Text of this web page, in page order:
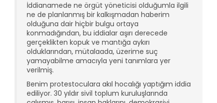
İddianamede ne örgüt yöneticisi olduğumla ilgili
ne de planlanmış bir kalkışmadan haberim
olduğuna dair hiçbir bulgu ortaya
konmadığından, bu iddialar aşırı derecede
gerçeklikten kopuk ve mantığa aykırı
olduklarından, mütalaada, üzerime suç
yamayabilme amacıyla yeni tanımlara yer
verilmiş.
Benim protestoculara akıl hocalığı yaptığım iddia
ediliyor. 30 yıldır sivil toplum kuruluşlarında